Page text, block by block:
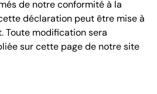
de notre conformité à la
déclaration peut être mise à
Toute modification sera
sur cette page de notre site